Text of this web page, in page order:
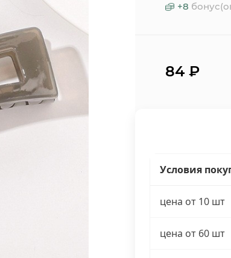
+8
84₽
Условия
цена от 10 шт
цена от 60 шт